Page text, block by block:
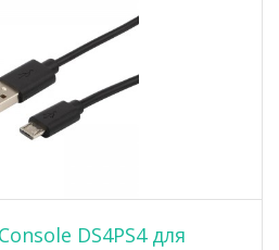
DS4PS4 для